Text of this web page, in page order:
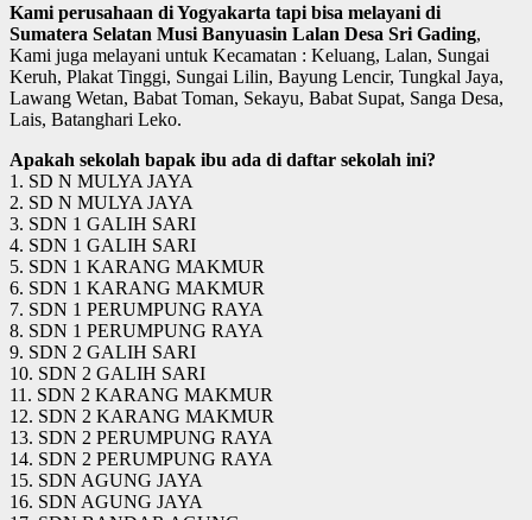
Kami perusahaan di Yogyakarta tapi bisa melayani di
Sumatera Selatan Musi Banyuasin Lalan Desa Sri Gading,
Kami juga melayani untuk Kecamatan : Keluang, Lalan, Sungai
Keruh, Plakat Tinggi, Sungai Lilin, Bayung Lencir, Tungkal Jaya,
Lawang Wetan, Babat Toman, Sekayu, Babat Supat, Sanga Desa,
Lais, Batanghari Leko.
Apakah sekolah bapak ibu ada di daftar sekolah ini?
1. SD N MULYA JAYA
2. SD N MULYA JAYA
3. SDN 1 GALIH SARI
4. SDN 1 GALIH SARI
5. SDN 1 KARANG MAKMUR
6. SDN 1 KARANG MAKMUR
7. SDN 1 PERUMPUNG RAYA
8. SDN 1 PERUMPUNG RAYA
9. SDN 2 GALIH SARI
10. SDN 2 GALIH SARI
11. SDN 2 KARANG MAKMUR
12. SDN 2 KARANG MAKMUR
13. SDN 2 PERUMPUNG RAYA
14. SDN 2 PERUMPUNG RAYA
15. SDN AGUNG JAYA
16. SDN AGUNG JAYA